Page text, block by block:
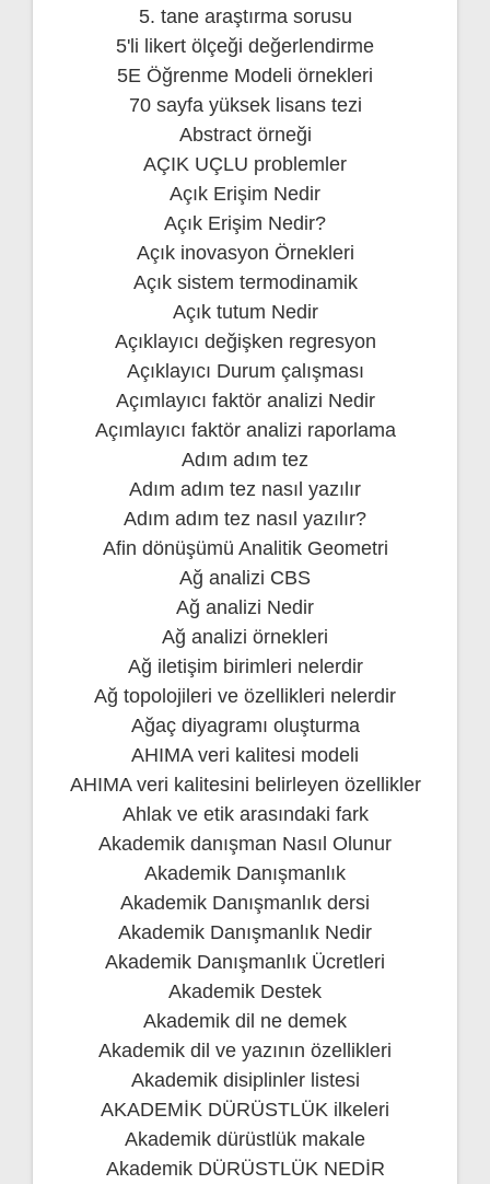
5. tane araştırma sorusu
5'li likert ölçeği değerlendirme
5E Öğrenme Modeli örnekleri
70 sayfa yüksek lisans tezi
Abstract örneği
AÇIK UÇLU problemler
Açık Erişim Nedir
Açık Erişim Nedir?
Açık inovasyon Örnekleri
Açık sistem termodinamik
Açık tutum Nedir
Açıklayıcı değişken regresyon
Açıklayıcı Durum çalışması
Açımlayıcı faktör analizi Nedir
Açımlayıcı faktör analizi raporlama
Adım adım tez
Adım adım tez nasıl yazılır
Adım adım tez nasıl yazılır?
Afin dönüşümü Analitik Geometri
Ağ analizi CBS
Ağ analizi Nedir
Ağ analizi örnekleri
Ağ iletişim birimleri nelerdir
Ağ topolojileri ve özellikleri nelerdir
Ağaç diyagramı oluşturma
AHIMA veri kalitesi modeli
AHIMA veri kalitesini belirleyen özellikler
Ahlak ve etik arasındaki fark
Akademik danışman Nasıl Olunur
Akademik Danışmanlık
Akademik Danışmanlık dersi
Akademik Danışmanlık Nedir
Akademik Danışmanlık Ücretleri
Akademik Destek
Akademik dil ne demek
Akademik dil ve yazının özellikleri
Akademik disiplinler listesi
AKADEMİK DÜRÜSTLÜK ilkeleri
Akademik dürüstlük makale
Akademik DÜRÜSTLÜK NEDİR